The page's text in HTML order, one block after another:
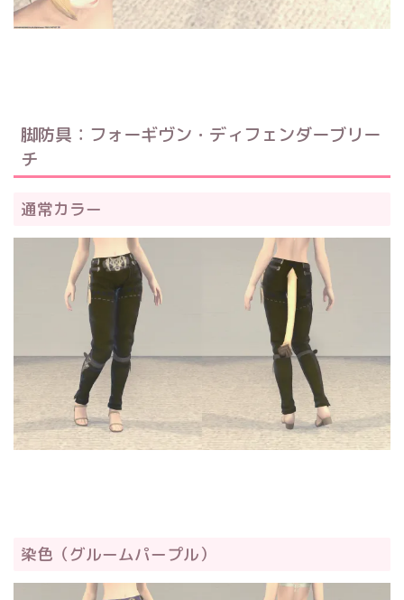
脚防具：フォーギヴン・ディフェンダーブリー
チ
通常カラー
染色（グルームパープル）